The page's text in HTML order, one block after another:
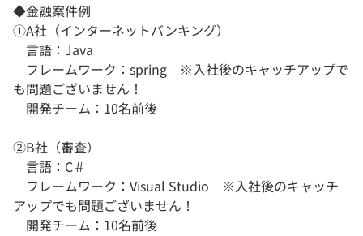
◆金融案件例
①A社（インターネットバンキング）
言語：Java
フレームワーク：spring ※入社後のキャッチアップで
も問題ございません！
開発チーム：10名前後
②B社（審査）
言語：C＃
フレームワーク：Visual Studio ※入社後のキャッチ
アップでも問題ございません！
開発チーム：10名前後